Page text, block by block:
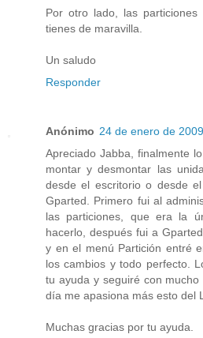
Por otro lado, las
tienes de maravilla.
Un saludo
Responder
Anónimo 24 de enero de
Apreciado Jabba, finalmente
montar y desmontar las
desde el escritorio o desde
Gparted. Primero fui al
las particiones, que era la
hacerlo, después fui a
y en el menú Partición entré
los cambios y todo perfecto.
tu ayuda y seguiré con
día me apasiona más esto del
Muchas gracias por tu ayuda.